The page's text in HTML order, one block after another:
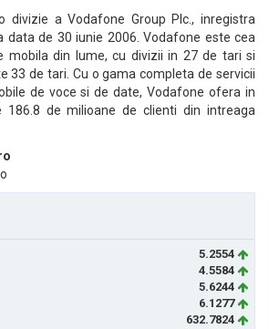
divizie a Vodafone Group Plc., inregistra
data de 30 iunie 2006. Vodafone este cea
mobila din lume, cu divizii in 27 de tari si
33 de tari. Cu o gama completa de servicii
de voce si de date, Vodafone ofera in
186.8 de milioane de clienti din intreaga
5.2554
4.5584
5.6244
6.1277
632.7824